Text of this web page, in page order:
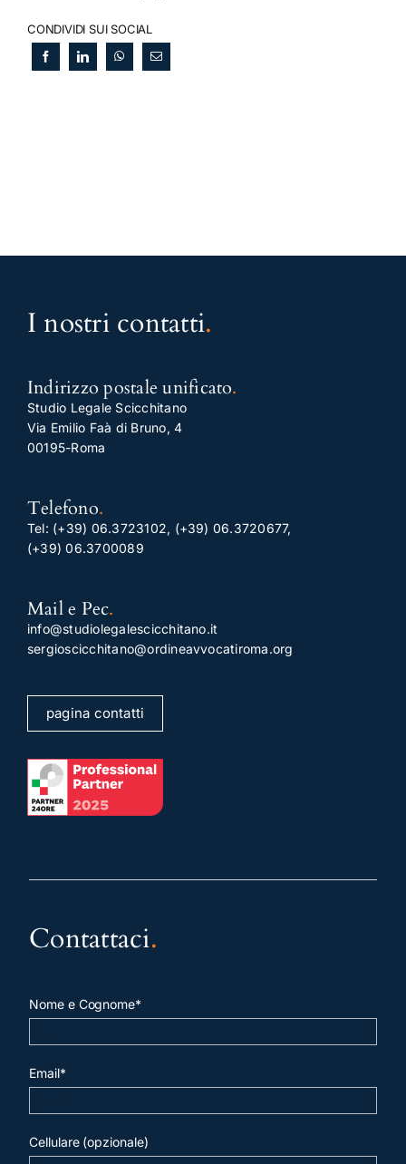
CONDIVIDI SUI SOCIAL
I nostri contatti.
Indirizzo postale unificato.
Studio Legale Scicchitano
Via Emilio Faà di Bruno, 4
00195-Roma
Telefono.
Tel: (+39) 06.3723102, (+39) 06.3720677,
(+39) 06.3700089
Mail e Pec.
info@studiolegalescicchitano.it
sergioscicchitano@ordineavvocatiroma.org
pagina contatti
Contattaci.
Nome e Cognome*
Email*
Cellulare (opzionale)